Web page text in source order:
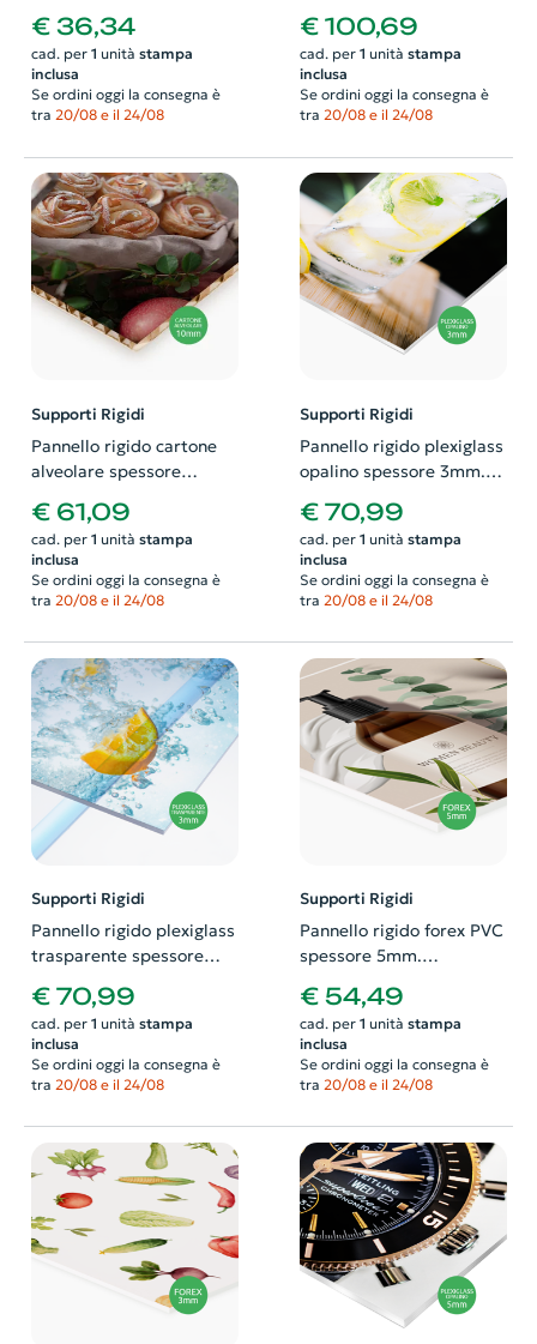
2,3mm. Possibilità di
richiedere anche il
progetto grafico
€ 36,34
cad. per 1 unità stampa
inclusa
Se ordini oggi la consegna è
tra 20/08 e il 24/08
spessore 5mm.
Possibilità di richiedere
anche il progetto grafico
€ 100,69
cad. per 1 unità stampa
inclusa
Se ordini oggi la consegna è
tra 20/08 e il 24/08
Supporti Rigidi
Pannello rigido cartone
alveolare spessore
richiedere anche il
progetto grafico
€ 61,09
cad. per 1 unità stampa
inclusa
Se ordini oggi la consegna è
tra 20/08 e il 24/08
Supporti Rigidi
Pannello rigido plexiglass
opalino spessore 3mm.
anche il progetto grafico
€ 70,99
cad. per 1 unità stampa
inclusa
Se ordini oggi la consegna è
tra 20/08 e il 24/08
Supporti Rigidi
Pannello rigido plexiglass
trasparente spessore
richiedere anche il
progetto grafico
€ 70,99
cad. per 1 unità stampa
inclusa
Se ordini oggi la consegna è
tra 20/08 e il 24/08
Supporti Rigidi
Pannello rigido forex PVC
spessore 5mm.
anche il progetto grafico
€ 54,49
cad. per 1 unità stampa
inclusa
Se ordini oggi la consegna è
tra 20/08 e il 24/08